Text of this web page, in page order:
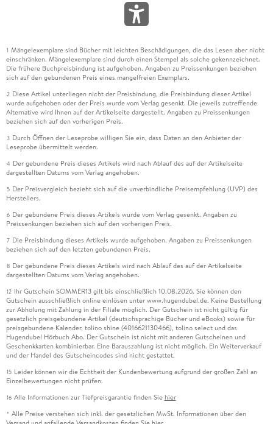
1 Mängelexemplare sind Bücher mit leichten Beschädigungen, die das Lesen aber nicht
einschränken. Mängelexemplare sind durch einen Stempel als solche gekennzeichnet.
Die frühere Buchpreisbindung ist aufgehoben. Angaben zu Preissenkungen beziehen
sich auf den gebundenen Preis eines mangelfreien Exemplars.
2 Diese Artikel unterliegen nicht der Preisbindung, die Preisbindung dieser Artikel
wurde aufgehoben oder der Preis wurde vom Verlag gesenkt. Die jeweils zutreffende
Alternative wird Ihnen auf der Artikelseite dargestellt. Angaben zu Preissenkungen
beziehen sich auf den vorherigen Preis.
3 Durch Öffnen der Leseprobe willigen Sie ein, dass Daten an den Anbieter der
Leseprobe übermittelt werden.
4 Der gebundene Preis dieses Artikels wird nach Ablauf des auf der Artikelseite
dargestellten Datums vom Verlag angehoben.
5 Der Preisvergleich bezieht sich auf die unverbindliche Preisempfehlung (UVP) des
Herstellers.
6 Der gebundene Preis dieses Artikels wurde vom Verlag gesenkt. Angaben zu
Preissenkungen beziehen sich auf den vorherigen Preis.
7 Die Preisbindung dieses Artikels wurde aufgehoben. Angaben zu Preissenkungen
beziehen sich auf den letzten gebundenen Preis.
8 Der gebundene Preis dieses Artikels wird nach Ablauf des auf der Artikelseite
dargestellten Datums vom Verlag angehoben.
12 Ihr Gutschein SOMMER13 gilt bis einschließlich 10.08.2026. Sie können den
Gutschein ausschließlich online einlösen unter www.hugendubel.de. Keine Bestellung
zur Abholung mit Zahlung in der Filiale möglich. Der Gutschein ist nicht gültig für
gesetzlich preisgebundene Artikel (deutschsprachige Bücher und eBooks) sowie für
preisgebundene Kalender, tolino shine (4016621130466), tolino select und das
Hugendubel Hörbuch Abo. Der Gutschein ist nicht mit anderen Gutscheinen und
Geschenkkarten kombinierbar. Eine Barauszahlung ist nicht möglich. Ein Weiterverkauf
und der Handel des Gutscheincodes sind nicht gestattet.
15 Leider können wir die Echtheit der Kundenbewertung aufgrund der großen Zahl an
Einzelbewertungen nicht prüfen.
16 Alle Informationen zur Tiefpreisgarantie finden Sie hier
* Alle Preise verstehen sich inkl. der gesetzlichen MwSt. Informationen über den